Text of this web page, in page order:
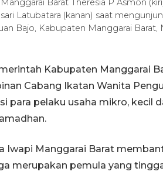
Barat Theresia P Asmon
Latubatara (kanan) saat
Bajo, Kabupaten Manggarai Barat,
Kabupaten Manggarai
Cabang Ikatan Wanita
para pelaku usaha mikro, kecil
Iwapi Manggarai Barat
merupakan pemula yang